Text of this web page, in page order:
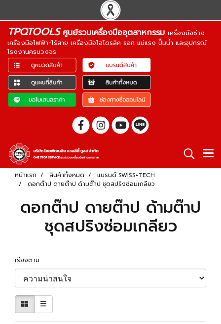
TPQTOOLSศูนย์รวมเครื่องมืออุตสาหกรรม เครื่องมือช่าง
เครื่องมือไฟฟ้า-ไร้สาย เครื่องมือไฮโดรลิค รอก แม่แรง ปั๊มน้ำ และอุปกรณ์
โรงงานครบวงจร
หน้าแรก สินค้าทั้งหมด
แบรนด์ SWISS+TECH
ดอกต๊าป ดายต๊าป ด้ามต๊าป ชุดสปริงซ่อมเกลียว
ดอกต๊าป ดายต๊าป ด้ามต๊าป
ชุดสปริงซ่อมเกลียว
เรียงตาม